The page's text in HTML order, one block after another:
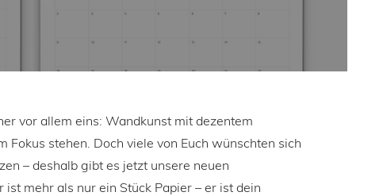
vor allem eins: Wandkunst mit dezentem
Fokus stehen. Doch viele von Euch wünschten sich
– deshalb gibt es jetzt unsere neuen
mehr als nur ein Stück Papier – er ist dein